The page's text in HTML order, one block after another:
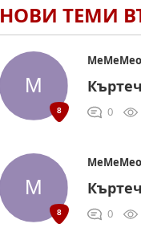
НОВИ ТЕМИ
0
0